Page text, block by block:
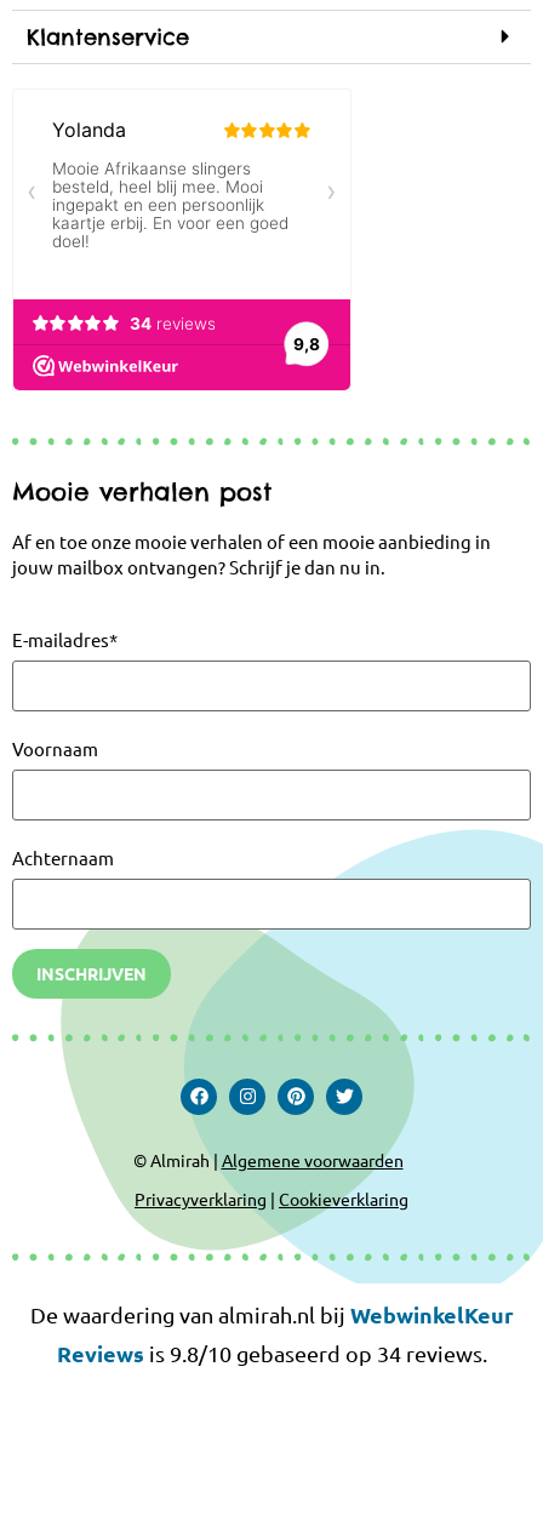
Klantenservice
Mooie verhalen post
Af en toe onze mooie verhalen of een mooie aanbieding in
jouw mailbox ontvangen? Schrijf je dan nu in.
E-mailadres*
Voornaam
Achternaam
INSCHRIJVEN
© Almirah | Algemene voorwaarden
Privacyverklaring | Cookieverklaring
De waardering van almirah.nl bij WebwinkelKeur
Reviews is 9.8/10 gebaseerd op 34 reviews.